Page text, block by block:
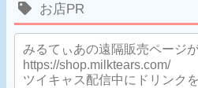
お店PR
みるてぃあの遠隔販売ページ
https://shop.milktears.com/
ツイキャス配信中にドリンク